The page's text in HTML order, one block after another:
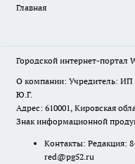
Главная
Городской интернет-портал
О компании: Учредитель: ИП
Ю.Г.
Адрес: 610001, Кировская
Знак информационной
Контакты: Редакция:
red@pg52.ru